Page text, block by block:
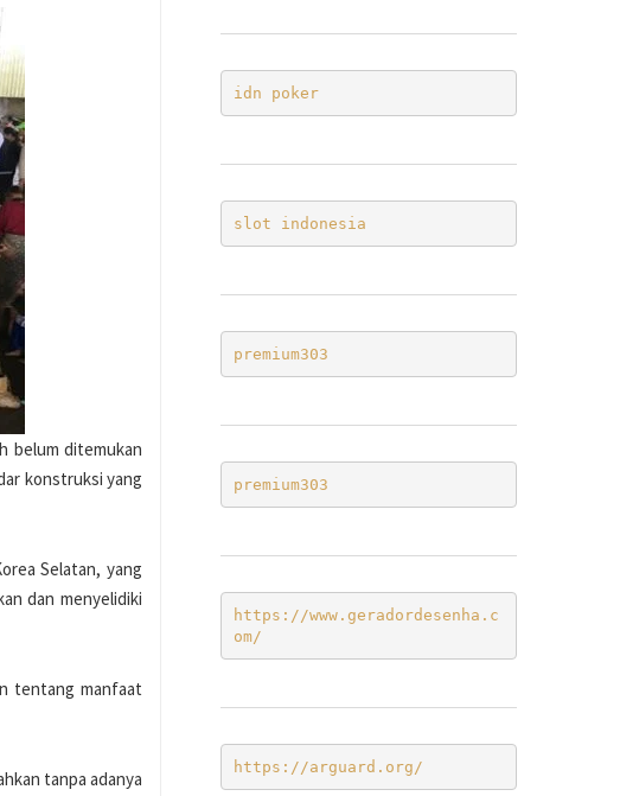
belum ditemukan
konstruksi yang
Selatan, yang
dan menyelidiki
tentang manfaat
tanpa adanya
idn poker
slot indonesia
premium303
premium303
https://www.geradordesenha.c
om/
https://arguard.org/